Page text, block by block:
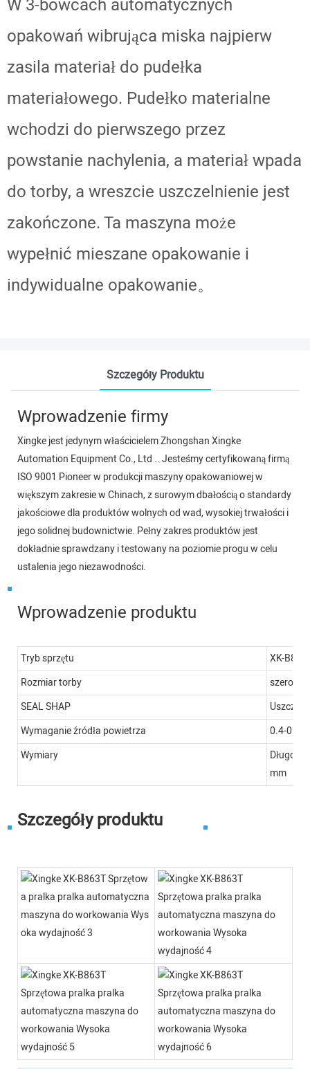
W 3-bowcach automatycznych
opakowań wibrująca miska najpierw
zasila materiał do pudełka
materiałowego. Pudełko materialne
wchodzi do pierwszego przez
powstanie nachylenia, a materiał wpada
do torby, a wreszcie uszczelnienie jest
zakończone. Ta maszyna może
wypełnić mieszane opakowanie i
indywidualne opakowanie。
Szczegóły Produktu
Wprowadzenie firmy
Xingke jest jedynym właścicielem Zhongshan Xingke
Automation Equipment Co., Ltd .. Jesteśmy certyfikowaną firmą
ISO 9001 Pioneer w produkcji maszyny opakowaniowej w
większym zakresie w Chinach, z surowym dbałością o standardy
jakościowe dla produktów wolnych od wad, wysokiej trwałości i
jego solidnej budownictwie. Pełny zakres produktów jest
dokładnie sprawdzany i testowany na poziomie progu w celu
ustalenia jego niezawodności.
Wprowadzenie produktu
Tryb sprzętu
XK-
Rozmiar torby
SEAL SHAP
Wymaganie źródła powietrza
0.4-
Wymiary
mm
Szczegóły produktu